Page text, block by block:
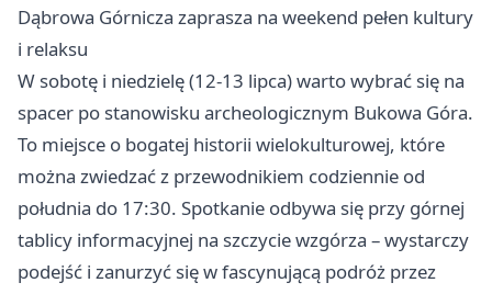
Dąbrowa Górnicza zaprasza na weekend pełen kultury
i relaksu
W sobotę i niedzielę (12-13 lipca) warto wybrać się na
spacer po stanowisku archeologicznym Bukowa Góra.
To miejsce o bogatej historii wielokulturowej, które
można zwiedzać z przewodnikiem codziennie od
południa do 17:30. Spotkanie odbywa się przy górnej
tablicy informacyjnej na szczycie wzgórza – wystarczy
podejść i zanurzyć się w fascynującą podróż przez